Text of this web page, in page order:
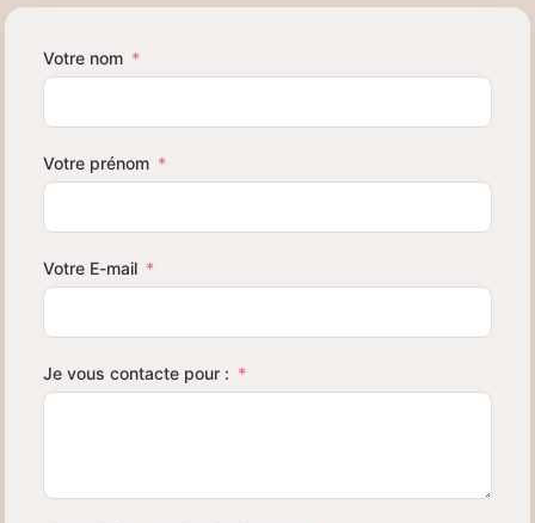
Votre nom
Votre prénom
Votre E-mail
Je vous contacte pour :